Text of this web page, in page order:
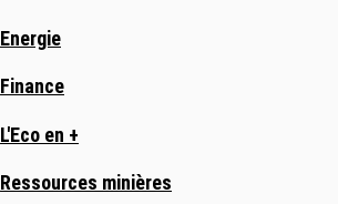
Energie
Finance
L'Eco en +
Ressources minières